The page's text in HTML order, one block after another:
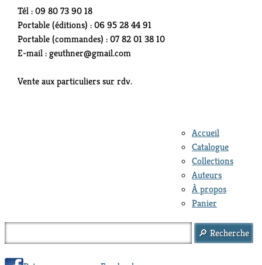
Tél : 09 80 73 90 18
Portable (éditions) : 06 95 28 44 91
Portable (commandes) : 07 82 01 38 10
E-mail : geuthner@gmail.com
Vente aux particuliers sur rdv.
Accueil
Catalogue
Collections
Auteurs
À propos
Panier